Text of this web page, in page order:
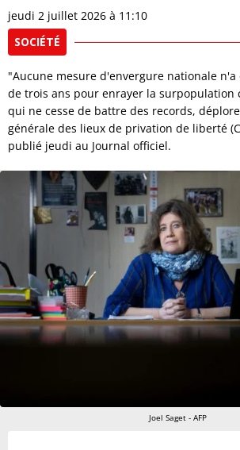
jeudi 2 juillet 2026 à 11:10
SOCIÉTÉ
"Aucune mesure d'envergure nationale
de trois ans pour enrayer la surpopulation
qui ne cesse de battre des records,
générale des lieux de privation de liberté
publié jeudi au Journal officiel.
Joel Saget - AFP